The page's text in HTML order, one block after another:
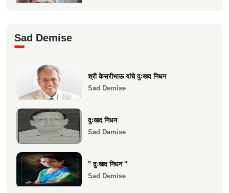
माकुणसारच्या एस के पाटील विद्यामंदिरच्या सन
1983 च्या 10 वी...
Sad Demise
श्री केसरीभाऊ यांचे दुःखद निधन
Sad Demise
दुःखद निधन
Sad Demise
" दुःखद निधन "
Sad Demise